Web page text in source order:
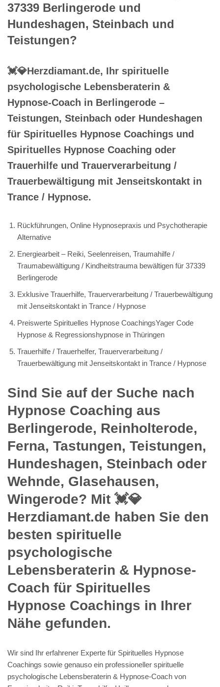
37339 Berlingerode und
Hundeshagen, Steinbach und
Teistungen?
💓️💎Herzdiamant.de, Ihr spirituelle
psychologische Lebensberaterin &
Hypnose-Coach in Berlingerode –
Teistungen, Steinbach oder Hundeshagen
für Spirituelles Hypnose Coachings und
Spirituelles Hypnose Coaching oder
Trauerhilfe und Trauerverarbeitung /
Trauerbewältigung mit Jenseitskontakt in
Trance / Hypnose.
Rückführungen, Online Hypnosepraxis und Psychotherapie
Alternative
Energiearbeit – Reiki, Seelenreisen, Traumahilfe /
Traumabewältigung / Kindheitstrauma bewältigen für 37339
Berlingerode
Exklusive Trauerhilfe, Trauerverarbeitung / Trauerbewältigung
mit Jenseitskontakt in Trance / Hypnose
Preiswerte Spirituelles Hypnose CoachingsYager Code
Hypnose & Regressionshypnose in Thüringen
Trauerhilfe / Trauerhelfer, Trauerverarbeitung /
Trauerbewältigung mit Jenseitskontakt in Trance / Hypnose
Sind Sie auf der Suche nach
Hypnose Coaching aus
Berlingerode, Reinholterode,
Ferna, Tastungen, Teistungen,
Hundeshagen, Steinbach oder
Wehnde, Glasehausen,
Wingerode? Mit 💓️💎
Herzdiamant.de haben Sie den
besten spirituelle
psychologische
Lebensberaterin & Hypnose-
Coach für Spirituelles
Hypnose Coachings in Ihrer
Nähe gefunden.
Wir sind Ihr erfahrener Experte für Spirituelles Hypnose
Coachings sowie genauso ein professioneller spirituelle
psychologische Lebensberaterin & Hypnose-Coach von